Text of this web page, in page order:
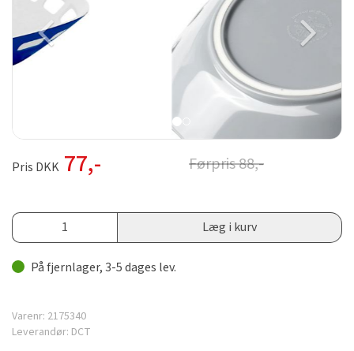
Pris DKK 77,- Førpris88,-
Læg i kurv
På fjernlager, 3-5 dages lev.
Varenr: 2175340
Leverandør: DCT